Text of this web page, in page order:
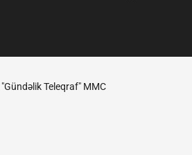
Teleqraf" MMC